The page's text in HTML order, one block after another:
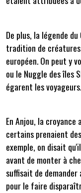
De plus, la légende
tradition de
européen. On peut y
ou le Nuggle des îles
égarent les voyageurs.
En Anjou, la
certains prenaient
exemple, on disait
avant de monter à
suffisait de demander
pour le faire